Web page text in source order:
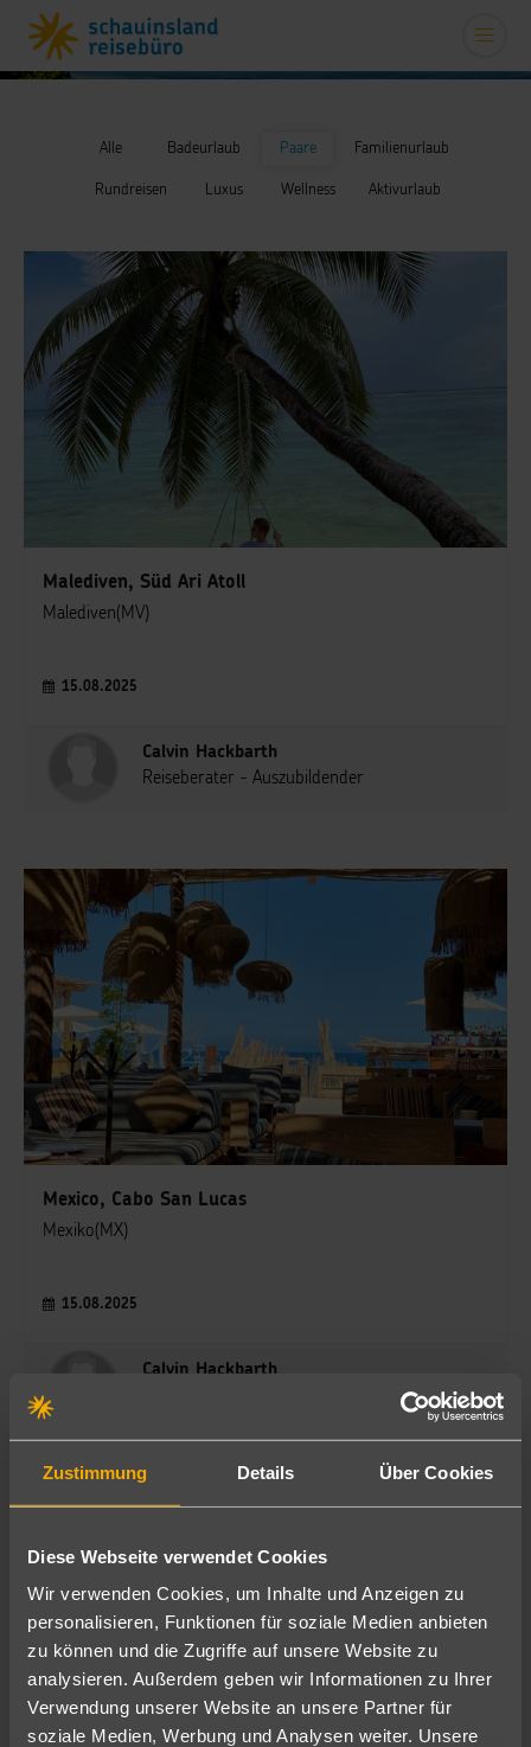
Zustimmung Details Über Cookies
Diese Webseite verwendet Cookies
Wir verwenden Cookies, um Inhalte und Anzeigen zu
personalisieren, Funktionen für soziale Medien anbieten
zu können und die Zugriffe auf unsere Website zu
analysieren. Außerdem geben wir Informationen zu Ihrer
Verwendung unserer Website an unsere Partner für
soziale Medien, Werbung und Analysen weiter. Unsere
Alle Badeurlaub Paare Familienurlaub
Rundreisen Luxus Wellness Aktivurlaub
Malediven, Süd Ari Atoll
Malediven(MV)
15.08.2025
Calvin Hackbarth
Reiseberater - Auszubildender
Mexico, Cabo San Lucas
Mexiko(MX)
15.08.2025
Calvin Hackbarth